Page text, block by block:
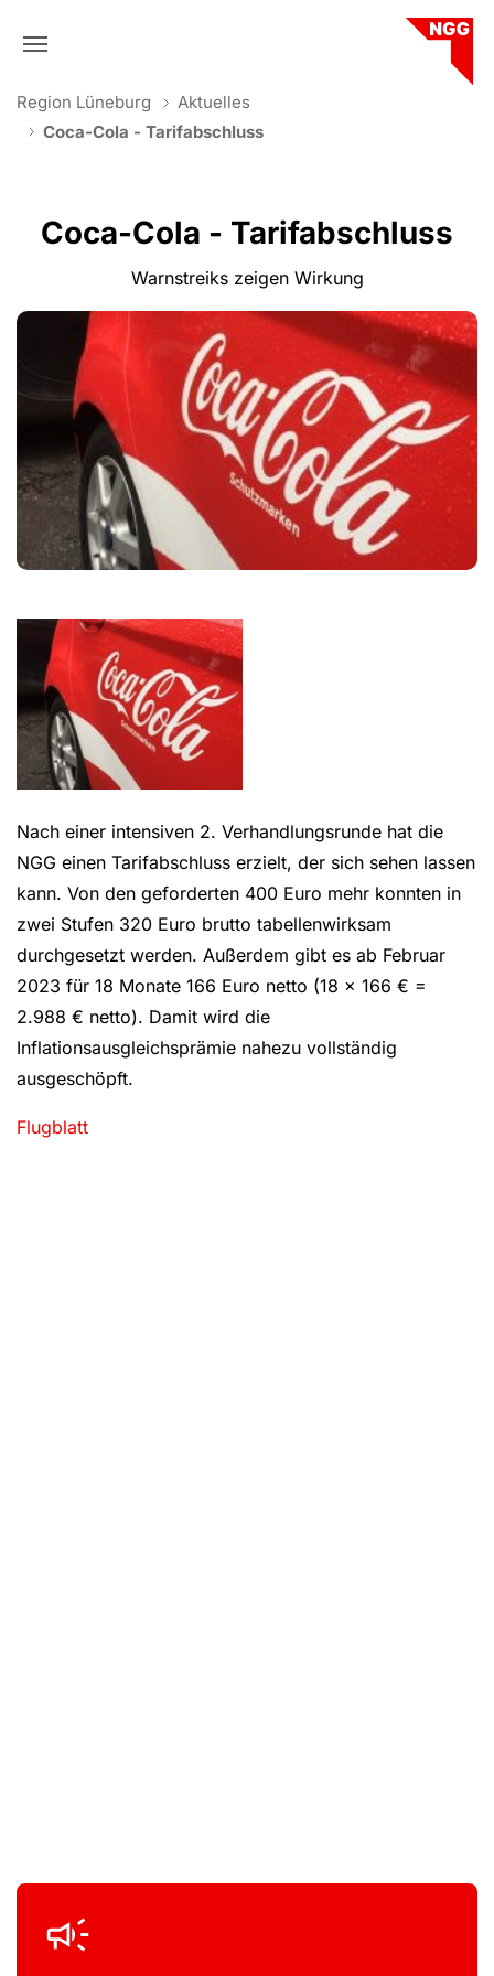
You are here:
Region Lüneburg
Aktuelles
Coca-Cola - Tarifabschluss
Coca-Cola - Tarifabschluss
Warnstreiks zeigen Wirkung
Nach einer intensiven 2. Verhandlungsrunde hat die
NGG einen Tarifabschluss erzielt, der sich sehen lassen
kann. Von den geforderten 400 Euro mehr konnten in
zwei Stufen 320 Euro brutto tabellenwirksam
durchgesetzt werden. Außerdem gibt es ab Februar
2023 für 18 Monate 166 Euro netto (18 x 166 € =
2.988 € netto). Damit wird die
Inflationsausgleichsprämie nahezu vollständig
ausgeschöpft.
Flugblatt